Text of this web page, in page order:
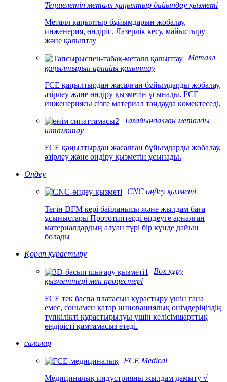
Теңшелетін металл қаңылтыр дайындау қызметі
Металл қаңылтыр бұйымдарын жобалау,
инженерия, өндіріс. Лазерлік кесу, майыстыру
және қалыптау
Металл
қаңылтырын арнайы қалыптау
FCE қаңылтырдан жасалған бұйымдарды жобалау,
әзірлеу және өндіру қызметін ұсынады. FCE
инженериясы сізге материал таңдауда көмектеседі,
Тағайындалған металды
штамптау
FCE қаңылтырдан жасалған бұйымдарды жобалау,
әзірлеу және өндіру қызметін ұсынады.
Өңдеу
CNC өңдеу қызметі
Тегін DFM кері байланысы және жылдам баға
ұсыныстары Прототиптерді өңдеуге арналған
материалдардың алуан түрі бір күнде дайын
болады
Қорап құрастыру
Box құру
қызметтері мен процестері
FCE тек баспа платасын құрастыру үшін ғана
емес, сонымен қатар инновациялық өнімдеріңіздің
түпкілікті құрастырылуы үшін келісімшарттық
өндірісті қамтамасыз етеді.
салалар
FCE Medical
Медициналық индустрияны жылдам дамыту √